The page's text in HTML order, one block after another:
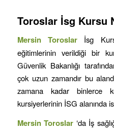
Toroslar İsg Kursu
Mersin Toroslar İsg
eğitimlerinin verildiği bir
Güvenlik Bakanlığı
çok uzun zamandır bu
zamana kadar binlerce
kursiyerlerinin İSG alanında
MersinToroslar ‘da İş